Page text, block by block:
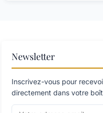
Newsletter
Inscrivez-vous pour
directement dans votre